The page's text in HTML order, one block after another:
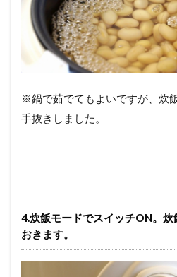
※鍋で茹でてもよいですが、炊
手抜きしました。
4.炊飯モードでスイッチON。
おきます。